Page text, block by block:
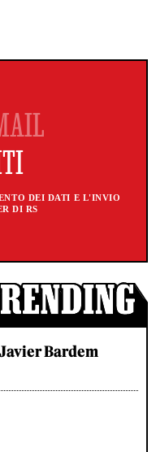
DEI DATI E L'INVIO
DI RS
Bardem